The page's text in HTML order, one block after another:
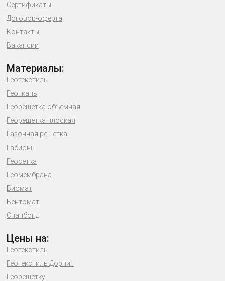
Сертификаты
Договор-оферта
Контакты
Вакансии
Материалы:
Геотекстиль
Геоткань
Георешетка объемная
Георешетка плоская
Газонная решетка
Габионы
Геосетка
Геомембрана
Биомат
Бентомат
Спанбонд
Цены на:
Геотекстиль
Геотекстиль Дорнит
Георешетку